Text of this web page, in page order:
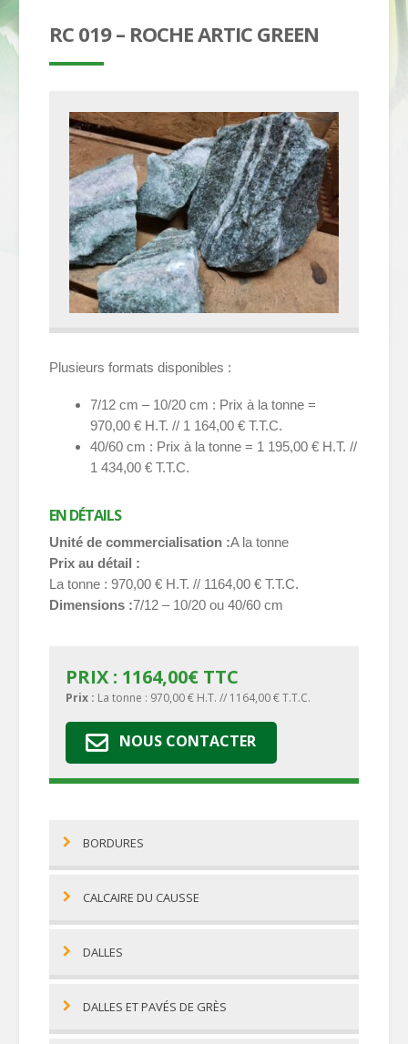
RC 019 – ROCHE ARTIC GREEN
Plusieurs formats disponibles :
7/12 cm – 10/20 cm : Prix à la tonne =
970,00 € H.T. // 1 164,00 € T.T.C.
40/60 cm : Prix à la tonne = 1 195,00 € H.T. //
1 434,00 € T.T.C.
EN DÉTAILS
Unité de commercialisation A la tonne
Prix au détail
La tonne : 970,00 € H.T. // 1164,00 € T.T.C.
Dimensions 7/12 – 10/20 ou 40/60 cm
PRIX : 1164,00€TTC
Prix : La tonne : 970,00 € H.T. // 1164,00 € T.T.C.
NOUS CONTACTER
BORDURES
CALCAIRE DU CAUSSE
DALLES
DALLES ET PAVÉS DE GRÈS